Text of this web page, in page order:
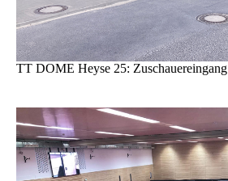
TT DOME Heyse 25: Zuschauereingang